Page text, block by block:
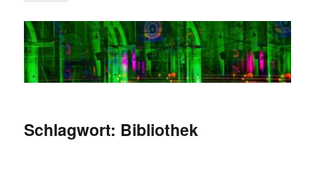
Schlagwort: Bibliothek